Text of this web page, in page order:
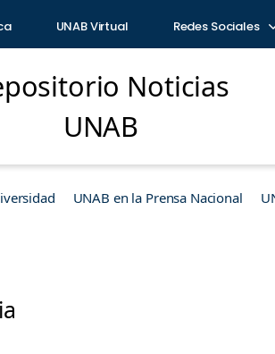
UNAB Virtual Redes Sociales
Noticias
UNAB
UNAB en la Prensa Nacional